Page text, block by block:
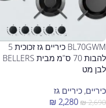
BL70GWM כיריים גז זכוכית 5
להבות 70 ס"מ מבית BELLERS
לבן מט
כיריים, כיריים גז
₪2,690
₪ 2,280